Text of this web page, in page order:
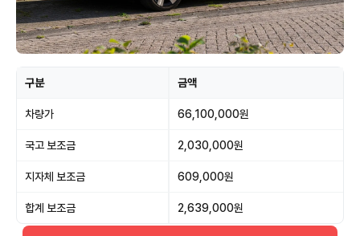
구분 금액
차량가 66,100,000원
국고 보조금 2,030,000원
지자체 보조금 609,000원
합계 보조금 2,639,000원